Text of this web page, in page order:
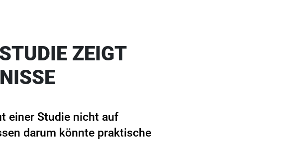
ZEIGT
einer Studie nicht auf
darum könnte praktische